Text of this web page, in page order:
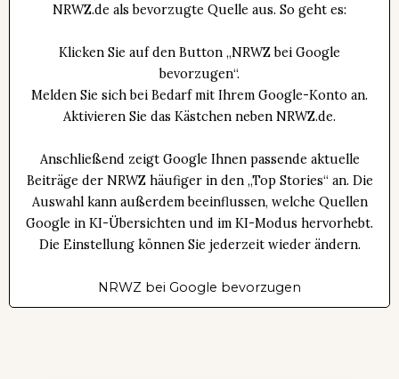
NRWZ.de als bevorzugte Quelle aus. So geht es:
Klicken Sie auf den Button „NRWZ bei Google
bevorzugen“.
Melden Sie sich bei Bedarf mit Ihrem Google-Konto an.
Aktivieren Sie das Kästchen neben NRWZ.de.
Anschließend zeigt Google Ihnen passende aktuelle
Beiträge der NRWZ häufiger in den „Top Stories“ an. Die
Auswahl kann außerdem beeinflussen, welche Quellen
Google in KI-Übersichten und im KI-Modus hervorhebt.
Die Einstellung können Sie jederzeit wieder ändern.
NRWZ bei Google bevorzugen